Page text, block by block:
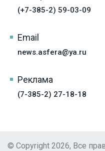
(+7-385-2) 59-03-09
Email
news.asfera@ya.ru
Реклама
(7-385-2) 27-18-18
© Copyright 2026, Все